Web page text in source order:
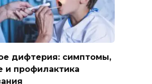
дифтерия: симптомы,
и профилактика